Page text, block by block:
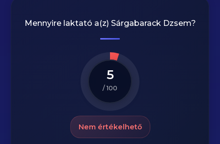
Mennyire laktató a(z) Sárgabarack Dzsem?
5
/ 100
Nem értékelhető